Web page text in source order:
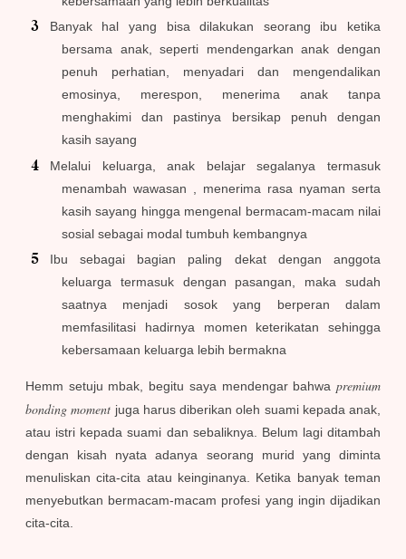
Banyak hal yang bisa dilakukan seorang ibu ketika
bersama anak, seperti mendengarkan anak dengan
penuh perhatian, menyadari dan mengendalikan
emosinya, merespon, menerima anak tanpa
menghakimi dan pastinya bersikap penuh dengan
kasih sayang
Melalui keluarga, anak belajar segalanya termasuk
menambah wawasan , menerima rasa nyaman serta
kasih sayang hingga mengenal bermacam-macam nilai
sosial sebagai modal tumbuh kembangnya
Ibu sebagai bagian paling dekat dengan anggota
keluarga termasuk dengan pasangan, maka sudah
saatnya menjadi sosok yang berperan dalam
memfasilitasi hadirnya momen keterikatan sehingga
kebersamaan keluarga lebih bermakna
Hemm setuju mbak, begitu saya mendengar bahwa premium
bonding moment juga harus diberikan oleh suami kepada anak,
atau istri kepada suami dan sebaliknya. Belum lagi ditambah
dengan kisah nyata adanya seorang murid yang diminta
menuliskan cita-cita atau keinginanya. Ketika banyak teman
menyebutkan bermacam-macam profesi yang ingin dijadikan
cita-cita.